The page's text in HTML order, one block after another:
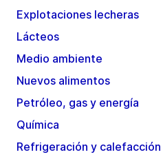
Explotaciones lecheras
Lácteos
Medio ambiente
Nuevos alimentos
Petróleo, gas y energía
Química
Refrigeración y calefacción